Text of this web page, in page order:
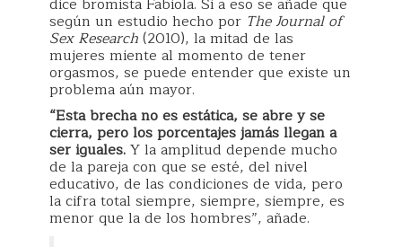
según un estudio hecho por The Journal of
Sex Research(2010), la mitad de las
mujeres miente al momento de tener
orgasmos, se puede entender que existe un
problema aún mayor.
“Esta brecha no es estática, se abre y se
cierra, pero los porcentajes jamás llegan a
ser iguales.Y la amplitud depende mucho
de la pareja con que se esté, del nivel
educativo, de las condiciones de vida, pero
la cifra total siempre, siempre, siempre, es
menor que la de los hombres”, añade.